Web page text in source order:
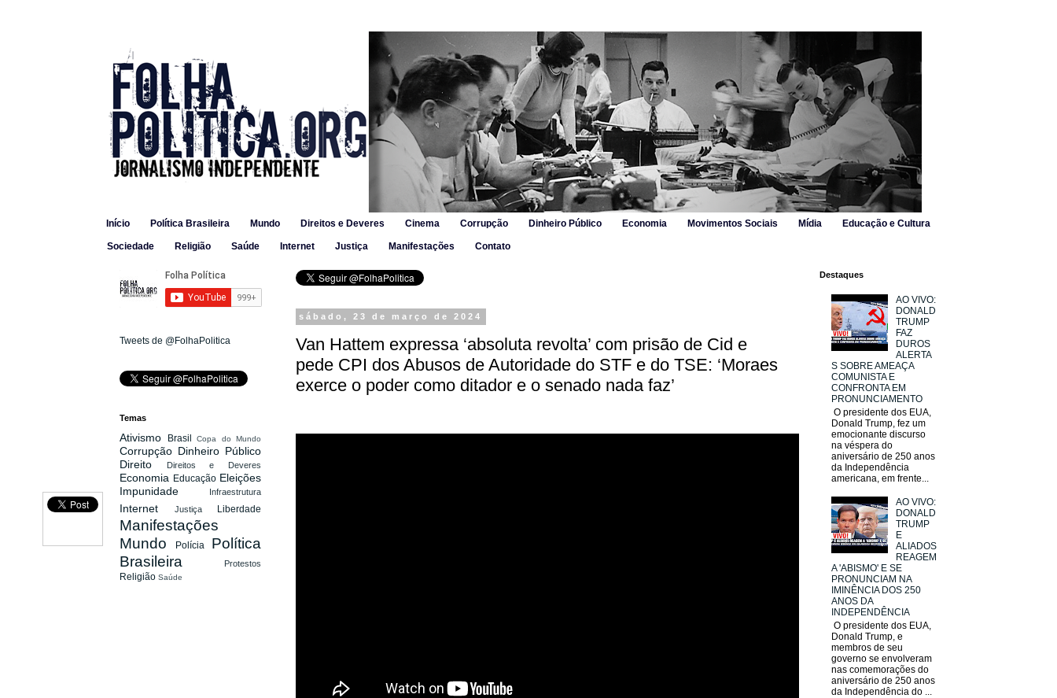
Início Política Brasileira Mundo Direitos e Deveres Cinema Corrupção Dinheiro Público Economia Movimentos Sociais Mídia Educação e Cultura
Sociedade Religião Saúde Internet Justiça Manifestações Contato
sábado, 23 de março de 2024
Van Hattem expressa ‘absoluta revolta’ com prisão de Cid e
pede CPI dos Abusos de Autoridade do STF e do TSE: ‘Moraes
exerce o poder como ditador e o senado nada faz’
Tweets de @FolhaPolitica
Temas
Ativismo Brasil Copa do Mundo
Corrupção Dinheiro Público
Direito
Direitos e Deveres
Economia Educação Eleições
Impunidade
Infraestrutura
Internet Justiça Liberdade
Manifestações
Mundo
Polícia Política
Brasileira
Protestos
Religião Saúde
Destaques
AO VIVO:
DONALD
TRUMP
FAZ
DUROS
ALERTA
S SOBRE AMEAÇA
COMUNISTA E
CONFRONTA EM
PRONUNCIAMENTO
O presidente dos EUA,
Donald Trump, fez um
emocionante discurso
na véspera do
aniversário de 250 anos
da Independência
americana, em frente...
AO VIVO:
DONALD
TRUMP
E
ALIADOS
REAGEM
A 'ABISMO' E SE
PRONUNCIAM NA
IMINÊNCIA DOS 250
ANOS DA
INDEPENDÊNCIA
O presidente dos EUA,
Donald Trump, e
membros de seu
governo se envolveram
nas comemorações do
aniversário de 250 anos
da Independência do ...